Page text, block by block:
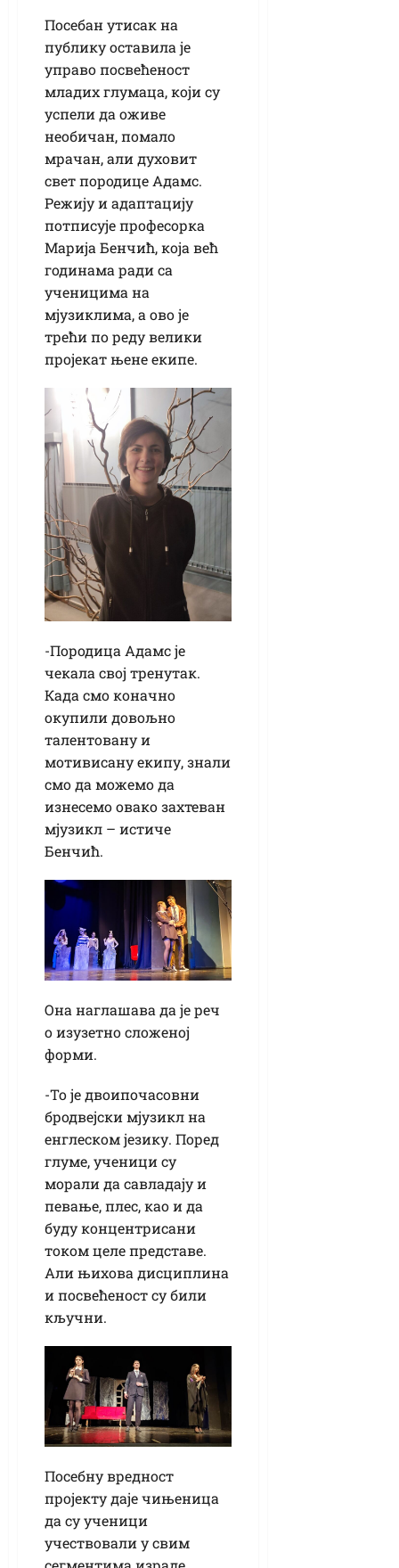
Посебан утисак на
публику оставила је
управо посвећеност
младих глумаца, који су
успели да оживе
необичан, помало
мрачан, али духовит
свет породице Адамс.
Режију и адаптацију
потписује професорка
Марија Бенчић, која већ
годинама ради са
ученицима на
мјузиклима, а ово је
трећи по реду велики
пројекат њене екипе.
-Породица Адамс је
чекала свој тренутак.
Када смо коначно
окупили довољно
талентовану и
мотивисану екипу, знали
смо да можемо да
изнесемо овако захтеван
мјузикл – истиче
Бенчић.
Она наглашава да је реч
о изузетно сложеној
форми.
-То је двоипочасовни
бродвејски мјузикл на
енглеском језику. Поред
глуме, ученици су
морали да савладају и
певање, плес, као и да
буду концентрисани
током целе представе.
Али њихова дисциплина
и посвећеност су били
кључни.
Посебну вредност
пројекту даје чињеница
да су ученици
учествовали у свим